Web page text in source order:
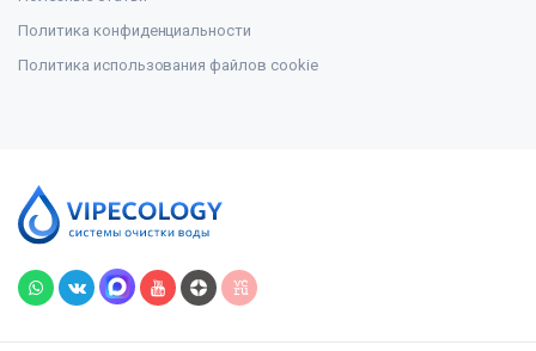
Политика конфиденциальности
Политика использования файлов cookie